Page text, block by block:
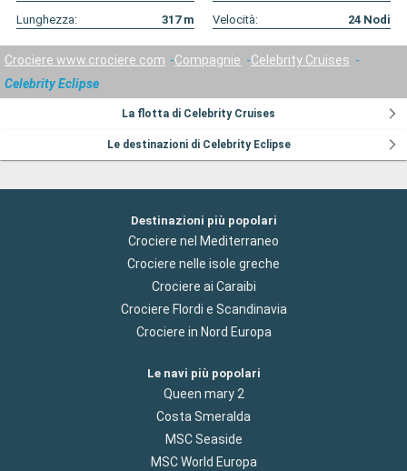
Lunghezza:
317m Velocità: 24 Nodi
Crociere www.crociere.com Compagnie
Celebrity Cruises
Celebrity Eclipse
La flotta di Celebrity Cruises
Le destinazioni di Celebrity Eclipse
Destinazioni più popolari
Crociere nel Mediterraneo
Crociere nelle isole greche
Crociere ai Caraibi
Crociere Flordi e Scandinavia
Crociere in Nord Europa
Le navi più popolari
Queen mary 2
Costa Smeralda
MSC Seaside
MSC World Europa